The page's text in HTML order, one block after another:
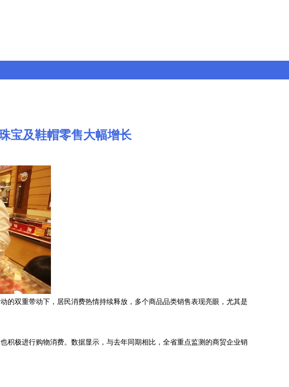
宝及鞋帽零售大幅增长
的双重带动下，居民消费热情持续释放，多个商品品类销售表现亮眼，尤其是
积极进行购物消费。数据显示，与去年同期相比，全省重点监测的商贸企业销